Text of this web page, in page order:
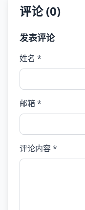
评论 (0)
发表评论
姓名 *
邮箱 *
评论内容 *